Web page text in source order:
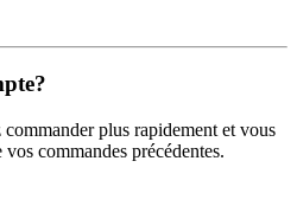
plus rapidement et vous
commandes précédentes.